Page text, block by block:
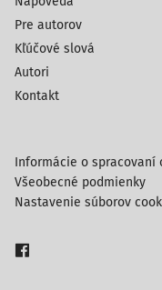
Pre autorov
Kľúčové slová
Autori
Kontakt
Informácie o spracovaní
Všeobecné podmienky
Nastavenie súborov